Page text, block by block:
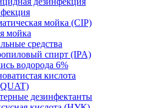
мойка (CIP)
мойка
средства
спирт (IPA)
водорода 6%
кислота
дезинфектанты